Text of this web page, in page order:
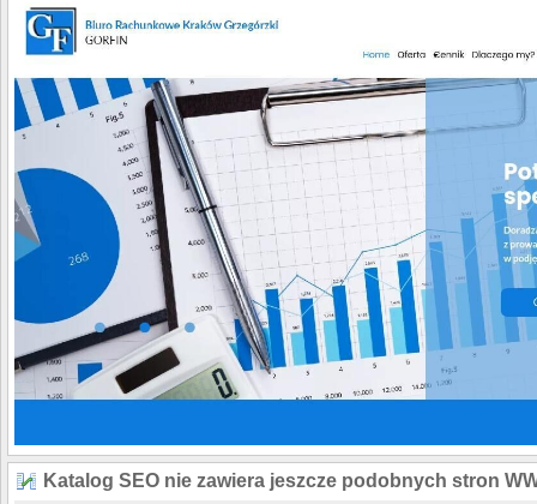
Katalog SEO nie zawiera jeszcze podobnych stron